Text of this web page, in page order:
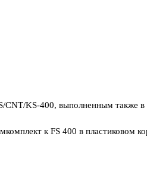
CNT/KS-400, выполненным также в
к FS 400 в пластиковом